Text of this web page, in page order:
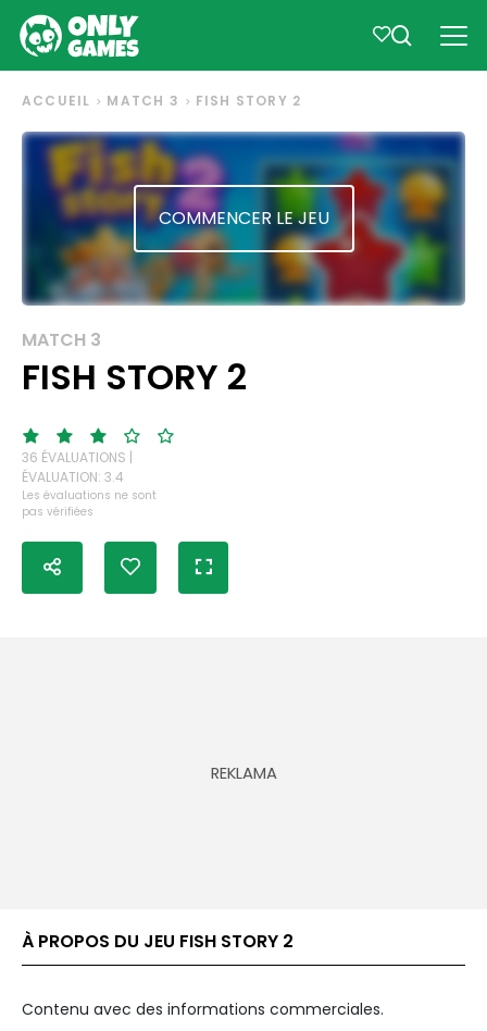
ACCUEIL MATCH 3 FISH STORY 2
COMMENCER LE JEU
MATCH 3
FISH STORY 2
36 ÉVALUATIONS |
ÉVALUATION: 3.4
Les évaluations ne sont
pas vérifiées
À PROPOS DU JEU FISH STORY 2
Contenu avec des informations commerciales.